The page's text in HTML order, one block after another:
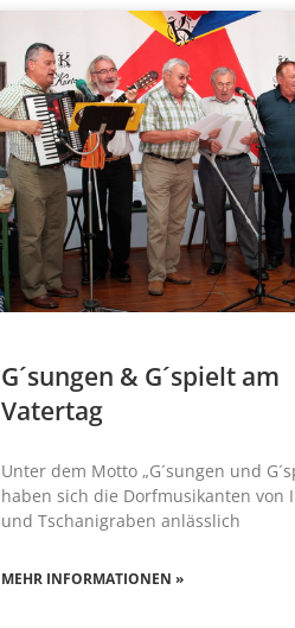
G´sungen & G´spielt am
Vatertag
Unter dem Motto „G´sungen und
haben sich die Dorfmusikanten von
und Tschanigraben anlässlich
MEHR INFORMATIONEN »